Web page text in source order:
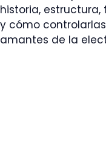
historia,
y cómo
amantes de la